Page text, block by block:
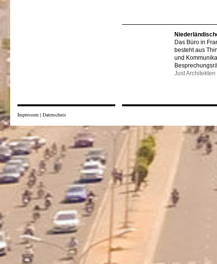
Das Büro in
besteht aus
und
Just Architekten
Impressum | Datenschutz